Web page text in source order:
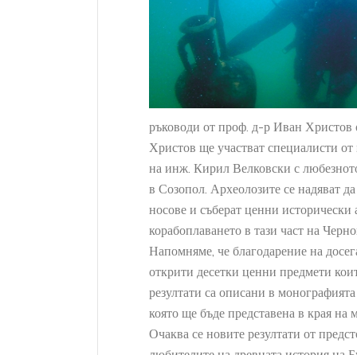
ръководи от проф. д-р Иван Христов
Христов ще участват специалисти
на инж. Кирил Велковски с
в Созопол. Археолозите се надяват
носове и съберат ценни
корабоплаването в тази част на
Напомняме, че благодарение на
открити десетки ценни предмети
резултати са описани в
която ще бъде представена в края
Очаква се новите резултати от
07
SEP